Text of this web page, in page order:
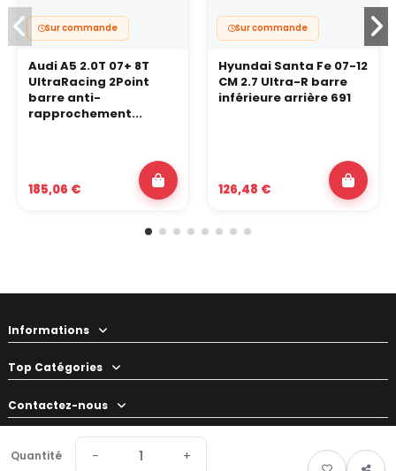
Quantité − +
Sur commande
Audi A5 2.0T 07+ 8T
UltraRacing 2Point
barre anti-
rapprochement...
185,06 €
Sur commande
Hyundai Santa Fe 07-12
CM 2.7 Ultra-R barre
inférieure arrière 691
126,48 €
Informations
Top Catégories
Contactez-nous
Votre préparateur